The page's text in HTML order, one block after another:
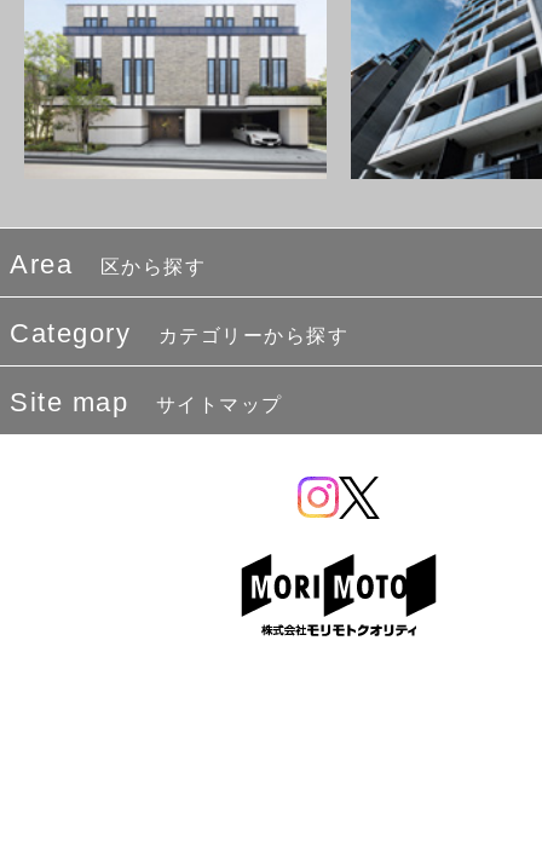
Area 区から探す
Category カテゴリーから探す
Site map サイトマップ